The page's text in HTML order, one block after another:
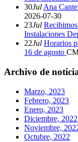
30Jul Ana
2026-07-30
23Jul
Instalaciones
22Jul Horarios
16 de agosto
Archivo de
Marzo, 2023
Febrero, 2023
Enero, 2023
Diciembre, 2022
Noviembre,
Octubre, 2022